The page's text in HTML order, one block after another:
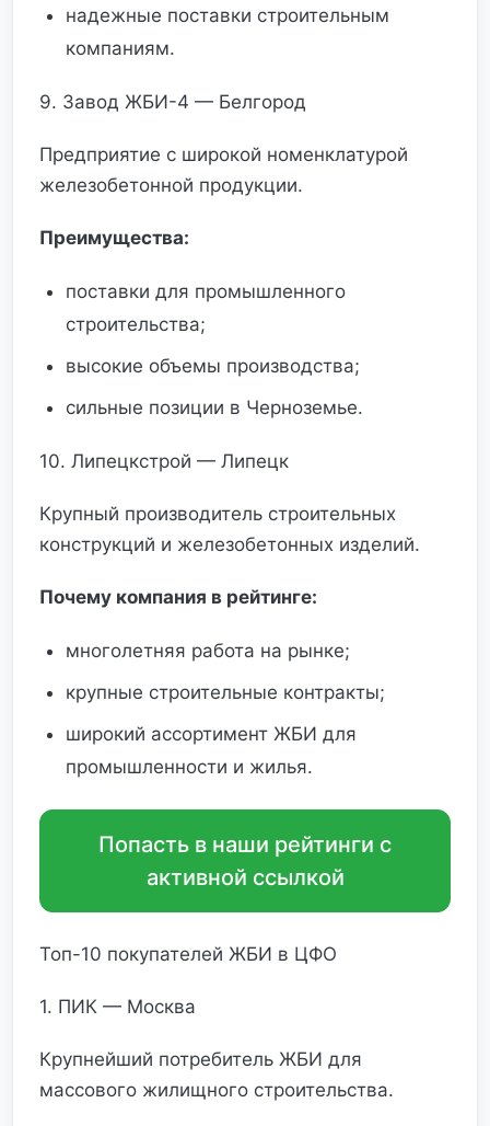
надежные поставки строительным
компаниям.
9. Завод ЖБИ-4 — Белгород
Предприятие с широкой номенклатурой
железобетонной продукции.
Преимущества:
поставки для промышленного
строительства;
высокие объемы производства;
сильные позиции в Черноземье.
10. Липецкстрой — Липецк
Крупный производитель строительных
конструкций и железобетонных изделий.
Почему компания в рейтинге:
многолетняя работа на рынке;
крупные строительные контракты;
широкий ассортимент ЖБИ для
промышленности и жилья.
Попасть в наши рейтинги с
активной ссылкой
Топ-10 покупателей ЖБИ в ЦФО
1. ПИК — Москва
Крупнейший потребитель ЖБИ для
массового жилищного строительства.